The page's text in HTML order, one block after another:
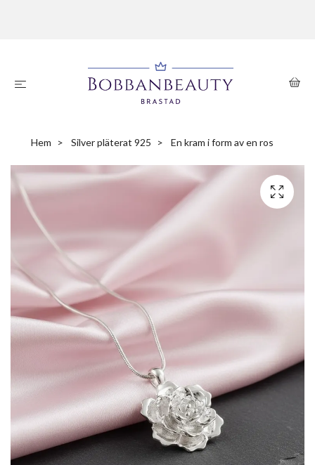
Hem Silver pläterat 925 En kram i form av en ros